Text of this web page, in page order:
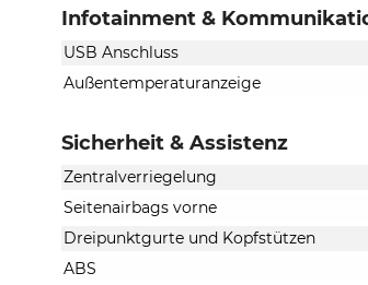
Infotainment &
USB Anschluss
Außentemperaturanzeige
Sicherheit & Assistenz
Zentralverriegelung
Seitenairbags vorne
Dreipunktgurte und Kopfstützen
ABS